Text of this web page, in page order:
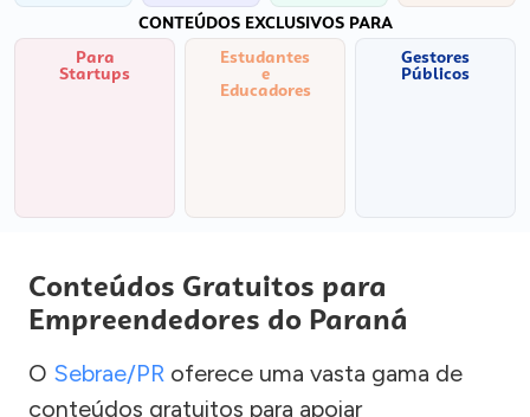
CONTEÚDOS EXCLUSIVOS PARA
Para
Startups
Estudantes
e
Educadores
Gestores
Públicos
Conteúdos Gratuitos para
Empreendedores do Paraná
O Sebrae/PR oferece uma vasta gama de
conteúdos gratuitos para apoiar